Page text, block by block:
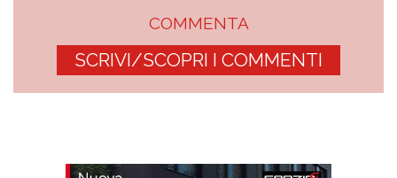
COMMENTA
SCRIVI/SCOPRI I COMMENTI